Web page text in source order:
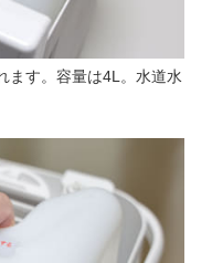
ます。容量は4L。水道水